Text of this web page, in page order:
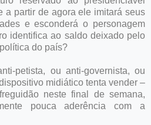
a partir de agora ele imitará seus
e esconderá o personagem
identifica ao saldo deixado pelo
do país?
petista, ou anti-governista, ou
midiático tenta vender –
neste final de semana,
pouca aderência com a